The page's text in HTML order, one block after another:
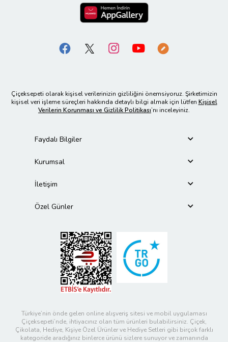
Çiçeksepeti olarak kişisel verilerinizin gizliliğini önemsiyoruz. Şirketimizin
kişisel veri işleme süreçleri hakkında detaylı bilgi almak için lütfen Kişisel
Verilerin Korunması ve Gizlilik Politikası’nı inceleyiniz.
Faydalı Bilgiler
Kurumsal
İletişim
Özel Günler
Türkiye’nin önde gelen online alışveriş sitesi ve mobil uygulaması
Çiçeksepeti’nde, ihtiyacınız olan tüm ürünleri bulabilirsiniz. Çiçek,
Çikolata, Hediye, Kişiye Özel Ürünler ve Hediye Setleri gibi birçok farklı
kategoride aradığınız binlerce ürünü sizlere sunuyor ve zamanında